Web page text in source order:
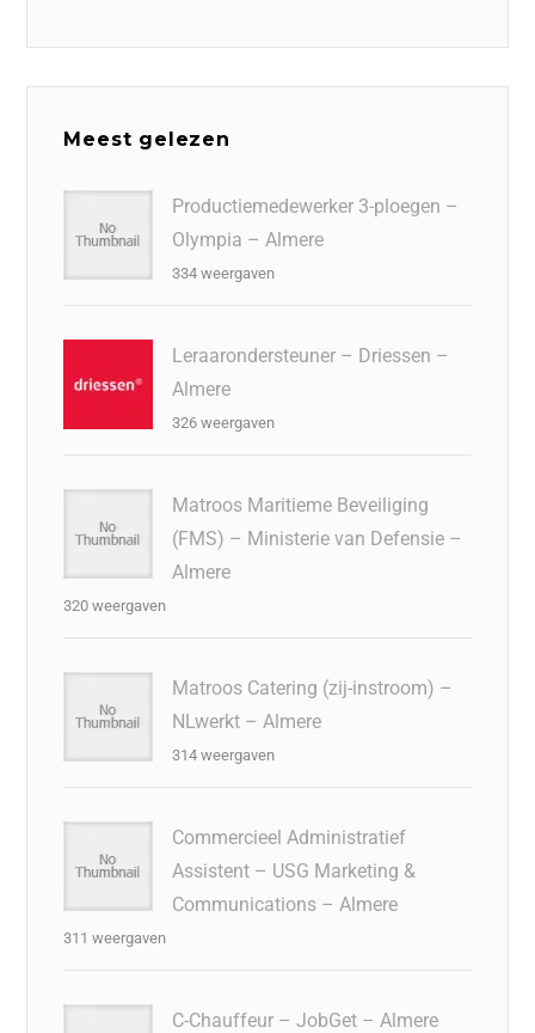
Meest gelezen
Productiemedewerker 3-ploegen –
Olympia – Almere
334 weergaven
Leraarondersteuner – Driessen –
Almere
326 weergaven
Matroos Maritieme Beveiliging
(FMS) – Ministerie van Defensie –
Almere
320 weergaven
Matroos Catering (zij-instroom) –
NLwerkt – Almere
314 weergaven
Commercieel Administratief
Assistent – USG Marketing &
Communications – Almere
311 weergaven
C-Chauffeur – JobGet – Almere